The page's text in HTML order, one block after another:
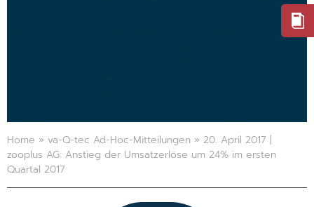
Home » va-Q-tec Ad-Hoc-Mitteilungen » 20. April 2017 |
zooplus AG: Anstieg der Umsatzerlöse um 24% im ersten
Quartal 2017